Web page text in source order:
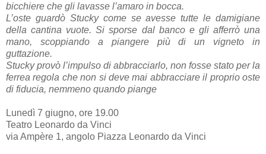
bicchiere che gli lavasse l’amaro in bocca.
L’oste guardò Stucky come se avesse tutte le damigiane
della cantina vuote. Si sporse dal banco e gli afferrò una
mano, scoppiando a piangere più di un vigneto in
guttazione.
Stucky provò l’impulso di abbracciarlo, non fosse stato per la
ferrea regola che non si deve mai abbracciare il proprio oste
di fiducia, nemmeno quando piange
Lunedì 7 giugno, ore 19.00
Teatro Leonardo da Vinci
via Ampère 1, angolo Piazza Leonardo da Vinci